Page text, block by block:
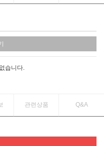
습니다.
관련상품 Q&A